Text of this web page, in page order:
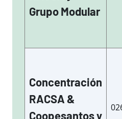
Grupo Modular
Concentración
RACSA &
Coopesantos y